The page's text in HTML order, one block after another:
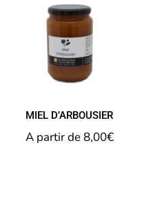
MIEL
D’ARBOUSIER
MIEL D’ARBOUSIER
A partir de 8,00€